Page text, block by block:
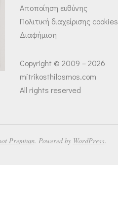
Αποποίηση ευθύνης
Πολιτική διαχείρισης cookies
Διαφήμιση
Copyright © 2009 – 2026
mitrikosthilasmos.com
All rights reserved
Premium. Powered by WordPress.